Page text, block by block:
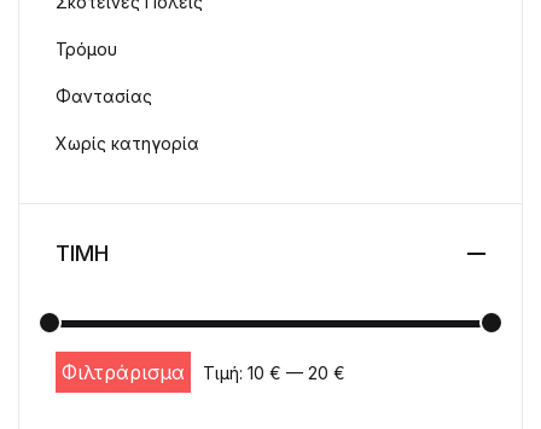
Τρόμου
Φαντασίας
Χωρίς κατηγορία
ΤΙΜΗ
Ελάχιστη τιμή
Μέγιστη τιμή
Φιλτράρισμα Τιμή: 10 € — 20 €